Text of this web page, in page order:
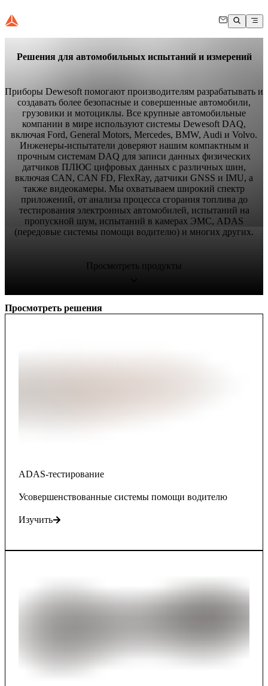
Решения для автомобильных испытаний и измерений
Приборы Dewesoft помогают производителям разрабатывать и
создавать более безопасные и совершенные автомобили,
грузовики и мотоциклы. Все крупные автомобильные
компании в мире используют системы Dewesoft DAQ,
включая Ford, General Motors, Mercedes, BMW, Audi и Volvo.
Инженеры-испытатели доверяют нашим компактным и
прочным системам DAQ для записи данных физических
датчиков ПЛЮС цифровых данных с различных шин,
включая CAN, CAN FD, FlexRay, датчики GNSS и IMU, а
также видеокамеры. Мы охватываем широкий спектр
приложений, от анализа процесса сгорания топлива до
тестирования электронных автомобилей, испытаний на
пропускной шум, испытаний в камерах ЭМС, ADAS
(передовые системы помощи водителю) и многих других.
Просмотреть продукты
Просмотреть решения
ADAS-тестирование
Усовершенствованные системы помощи водителю
Изучить